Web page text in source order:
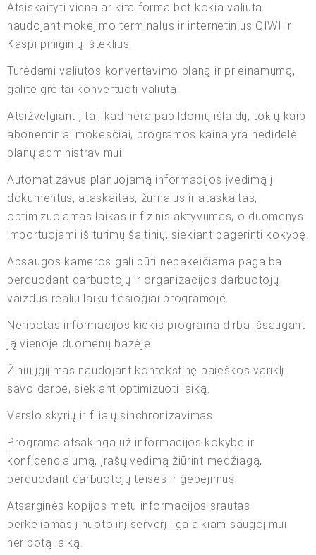
Atsiskaityti viena ar kita forma bet kokia valiuta
naudojant mokėjimo terminalus ir internetinius QIWI ir
Kaspi piniginių išteklius.
Turėdami valiutos konvertavimo planą ir prieinamumą,
galite greitai konvertuoti valiutą.
Atsižvelgiant į tai, kad nėra papildomų išlaidų, tokių kaip
abonentiniai mokesčiai, programos kaina yra nedidelė
planų administravimui.
Automatizavus planuojamą informacijos įvedimą į
dokumentus, ataskaitas, žurnalus ir ataskaitas,
optimizuojamas laikas ir fizinis aktyvumas, o duomenys
importuojami iš turimų šaltinių, siekiant pagerinti kokybę.
Apsaugos kameros gali būti nepakeičiama pagalba
perduodant darbuotojų ir organizacijos darbuotojų
vaizdus realiu laiku tiesiogiai programoje.
Neribotas informacijos kiekis programa dirba išsaugant
ją vienoje duomenų bazėje.
Žinių įgijimas naudojant kontekstinę paieškos variklį
savo darbe, siekiant optimizuoti laiką.
Verslo skyrių ir filialų sinchronizavimas.
Programa atsakinga už informacijos kokybę ir
konfidencialumą, įrašų vedimą žiūrint medžiagą,
perduodant darbuotojų teises ir gebėjimus.
Atsarginės kopijos metu informacijos srautas
perkeliamas į nuotolinį serverį ilgalaikiam saugojimui
neribotą laiką.